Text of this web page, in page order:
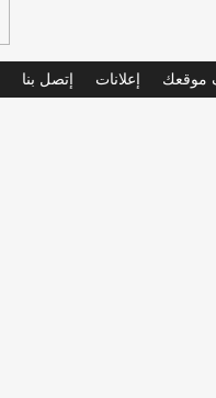
موقعك إعلانات إتصل بنا